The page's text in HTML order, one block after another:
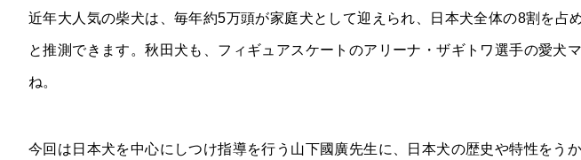
近年大人気の柴犬は、毎年約5万頭が家庭犬として迎えられ、日本犬全体の8割を占
と推測できます。秋田犬も、フィギュアスケートのアリーナ・ザギトワ選手の愛犬
ね。
今回は日本犬を中心にしつけ指導を行う山下國廣先生に、日本犬の歴史や特性をう